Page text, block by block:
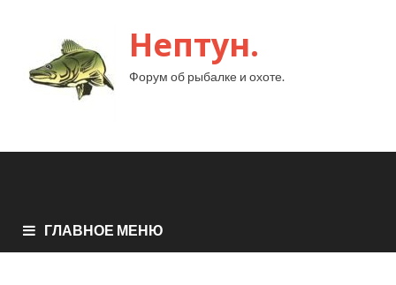
Нептун.
Форум об рыбалке и охоте.
ГЛАВНОЕ МЕНЮ